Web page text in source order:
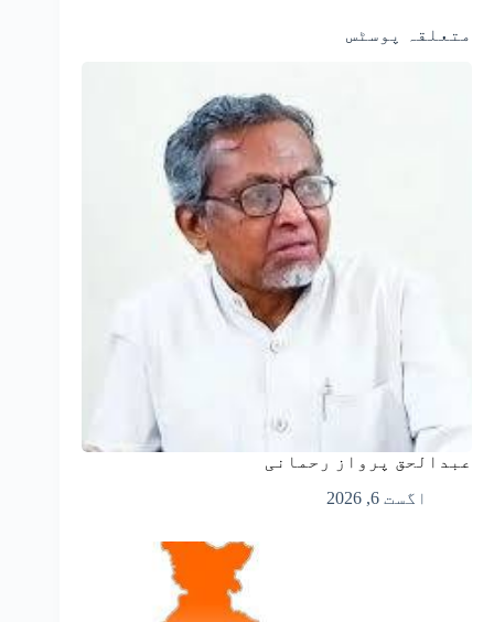
متعلقہ پوسٹس
عبدالحق پرواز رحمانی
اگست 6, 2026